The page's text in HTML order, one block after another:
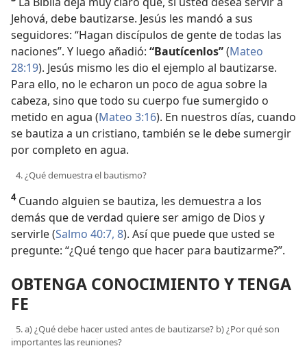
Jehová, debe bautizarse. Jesús les mandó a sus
seguidores: “Hagan discípulos de gente de todas las
naciones”. Y luego añadió: “Bautícenlos”(Mateo
28:19). Jesús mismo les dio el ejemplo al bautizarse.
Para ello, no le echaron un poco de agua sobre la
cabeza, sino que todo su cuerpo fue sumergido o
metido en agua (Mateo 3:16). En nuestros días, cuando
se bautiza a un cristiano, también se le debe sumergir
por completo en agua.
4. ¿Qué demuestra el bautismo?
4Cuando alguien se bautiza, les demuestra a los
demás que de verdad quiere ser amigo de Dios y
servirle (Salmo 40:7, 8). Así que puede que usted se
pregunte: “¿Qué tengo que hacer para bautizarme?”.
OBTENGA CONOCIMIENTO Y TENGA
FE
5. a) ¿Qué debe hacer usted antes de bautizarse? b) ¿Por qué son
importantes las reuniones?